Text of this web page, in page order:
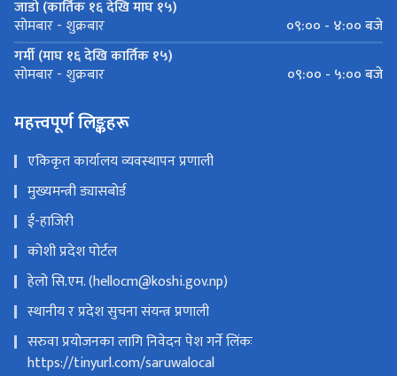
जाडो (कार्तिक १६ देखि माघ १५)
सोमबार - शुक्रबार
०९:०० - ४:०० बजे
गर्मी (माघ १६ देखि कार्तिक १५)
सोमबार - शुक्रबार ०९:०० - ५:०० बजे
महत्त्वपूर्ण लिङ्कहरू
एकिकृत कार्यालय व्यवस्थापन प्रणाली
मुख्यमन्त्री ड्यासबोर्ड
ई-हाजिरी
कोशी प्रदेश पोर्टल
हेलो सि.एम. (hellocm@koshi.gov.np)
स्थानीय र प्रदेश सुचना संयन्त्र प्रणाली
सरुवा प्रयोजनका लागि निवेदन पेश गर्ने लिंकः
https://tinyurl.com/saruwalocal